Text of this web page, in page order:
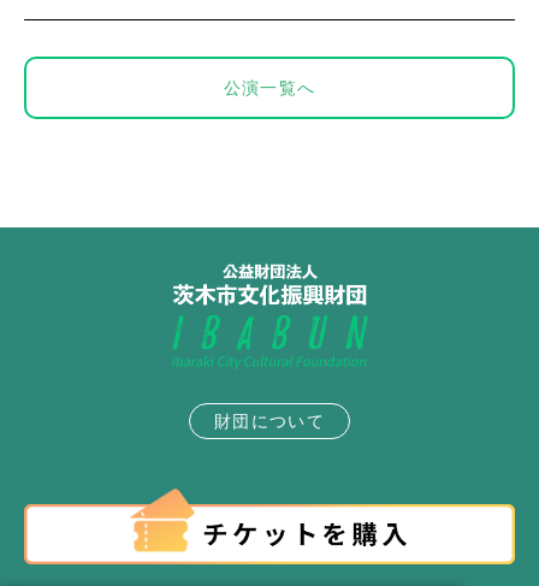
公演一覧へ
財団について